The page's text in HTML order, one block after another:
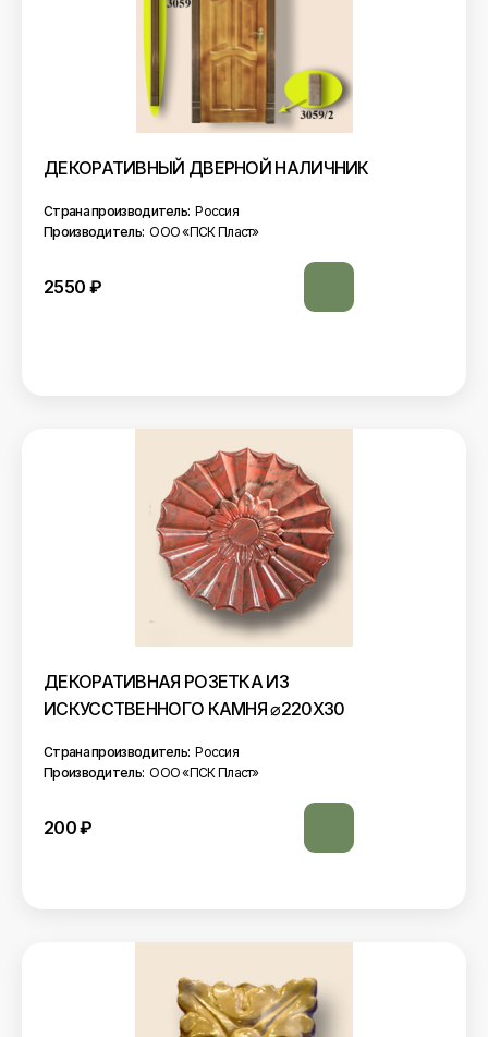
ДЕКОРАТИВНЫЙ ДВЕРНОЙ НАЛИЧНИК
Страна производитель: Россия
Производитель: ООО «ПСК Пласт»
2550 ₽
ДЕКОРАТИВНАЯ РОЗЕТКА ИЗ
ИСКУССТВЕННОГО КАМНЯ ⌀220Х30
Страна производитель: Россия
Производитель: ООО «ПСК Пласт»
200₽